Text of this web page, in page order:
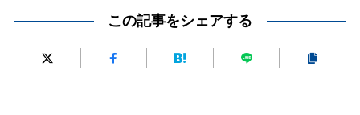
この記事をシェアする